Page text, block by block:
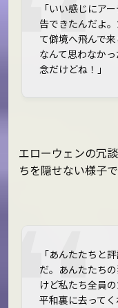
「いい感じにア
告できたんだよ
て僻境へ飛んで
なんて思わなか
念だけどね！」
エローウェンの冗
ちを隠せない様子で
「あんたたちと
だ。あんたたち
けど私たち全員
平和裏に去ってく